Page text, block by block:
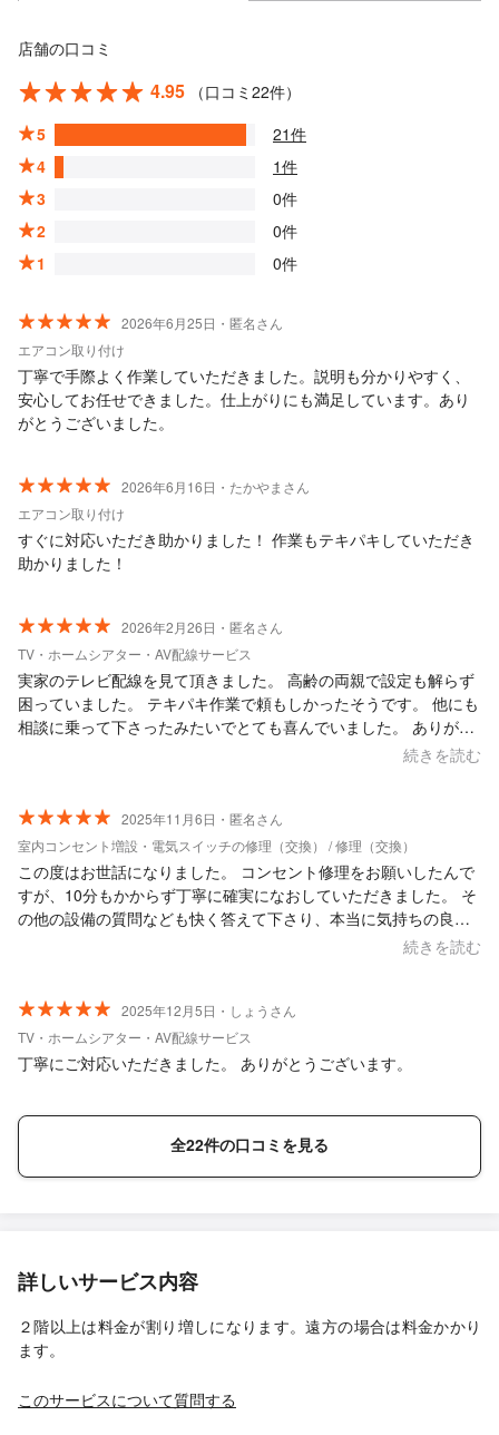
店舗の口コミ
4.95
（口コミ22件）
5
21件
4
1件
3
0件
2
0件
1
0件
2026年6月25日・匿名さん
エアコン取り付け
丁寧で手際よく作業していただきました。説明も分かりやすく、
安心してお任せできました。仕上がりにも満足しています。あり
がとうございました。
2026年6月16日・たかやまさん
エアコン取り付け
すぐに対応いただき助かりました！ 作業もテキパキしていただき
助かりました！
2026年2月26日・匿名さん
TV・ホームシアター・AV配線サービス
実家のテレビ配線を見て頂きました。 高齢の両親で設定も解らず
困っていました。 テキパキ作業で頼もしかったそうです。 他にも
相談に乗って下さったみたいでとても喜んでいました。 ありがと
続きを読む
2025年11月6日・匿名さん
室内コンセント増設・電気スイッチの修理（交換） / 修理（交換）
この度はお世話になりました。 コンセント修理をお願いしたんで
すが、10分もかからず丁寧に確実になおしていただきました。 そ
の他の設備の質問なども快く答えて下さり、本当に気持ちの良い
電気屋さんでした。また機会あればお願いしたいと思います。
続きを読む
2025年12月5日・しょうさん
TV・ホームシアター・AV配線サービス
丁寧にご対応いただきました。 ありがとうございます。
全22件の口コミを見る
詳しいサービス内容
２階以上は料金が割り増しになります。遠方の場合は料金かかり
ます。
このサービスについて質問する